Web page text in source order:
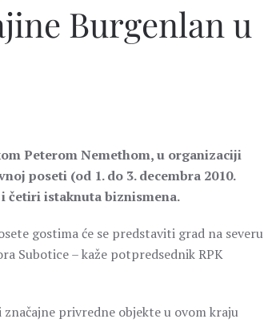
Burgenlan u
Peterom Nemethom, u organizaciji
poseti (od 1. do 3. decembra 2010.
četiri istaknuta biznismena.
gostima će se predstaviti grad na severu
Subotice – kaže potpredsednik RPK
privredne objekte u ovom kraju